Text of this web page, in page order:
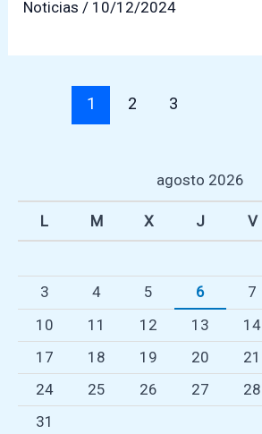
Marcos
sus
estudiantes
en
su
paso
Primero
Básico
Noticias / 10/12/2024
1 2 3
agosto 2026
L M X J V
3
4 5 6 7
10
11 12 13 14
17
18 19 20 21
24
25 26 27 28
31